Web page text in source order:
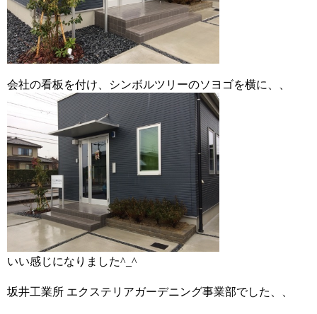
会社の看板を付け、シンボルツリーのソヨゴを横に、、
いい感じになりました^_^
坂井工業所 エクステリアガーデニング事業部でした、、